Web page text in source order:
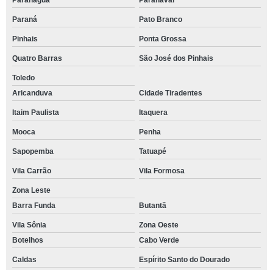
Paraná Pato Branco
Pinhais Ponta Grossa
Quatro Barras São José dos Pinhais
Toledo
Aricanduva
Cidade Tiradentes
Itaim Paulista Itaquera
Mooca Penha
Sapopemba Tatuapé
Vila Carrão Vila Formosa
Zona Leste
Barra Funda
Butantã
Vila Sônia
Zona Oeste
Botelhos
Cabo Verde
Caldas Espírito Santo do Dourado